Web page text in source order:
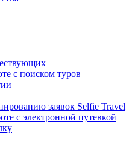
с поиском туров
заявок Selfie Travel
с электронной путевкой